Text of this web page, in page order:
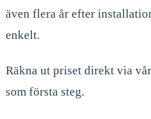
även flera år efter
enkelt.
Räkna ut priset direkt via
som första steg.